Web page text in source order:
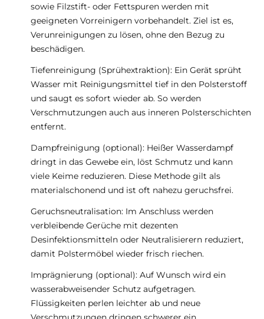
sowie Filzstift- oder Fettspuren werden mit
geeigneten Vorreinigern vorbehandelt. Ziel ist es,
Verunreinigungen zu lösen, ohne den Bezug zu
beschädigen.
Tiefenreinigung (Sprühextraktion): Ein Gerät sprüht
Wasser mit Reinigungsmittel tief in den Polsterstoff
und saugt es sofort wieder ab. So werden
Verschmutzungen auch aus inneren Polsterschichten
entfernt.
Dampfreinigung (optional): Heißer Wasserdampf
dringt in das Gewebe ein, löst Schmutz und kann
viele Keime reduzieren. Diese Methode gilt als
materialschonend und ist oft nahezu geruchsfrei.
Geruchsneutralisation: Im Anschluss werden
verbleibende Gerüche mit dezenten
Desinfektionsmitteln oder Neutralisierern reduziert,
damit Polstermöbel wieder frisch riechen.
Imprägnierung (optional): Auf Wunsch wird ein
wasserabweisender Schutz aufgetragen.
Flüssigkeiten perlen leichter ab und neue